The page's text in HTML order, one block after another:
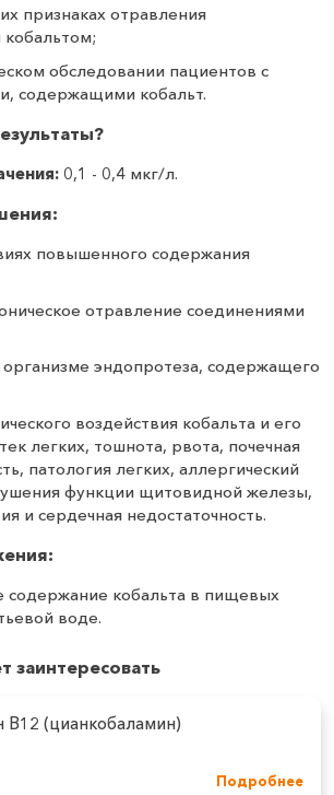
признаках отравления
обследовании пациентов с
содержащими кобальт.
0,1 - 0,4 мкг/л.
повышенного содержания
отравление соединениями
организме эндопротеза, содержащего
воздействия кобальта и его
легких, тошнота, рвота, почечная
патология легких, аллергический
функции щитовидной железы,
и сердечная недостаточность.
содержание кобальта в пищевых
воде.
заинтересовать
В12 (цианкобаламин)
Подробнее